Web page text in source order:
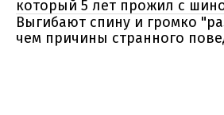
который 5 лет прожил с
Выгибают спину и громко
чем причины странного